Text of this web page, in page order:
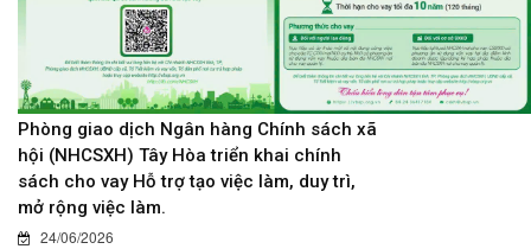
Phòng giao dịch Ngân hàng Chính sách xã
hội (NHCSXH) Tây Hòa triển khai chính
sách cho vay Hỗ trợ tạo việc làm, duy trì,
mở rộng việc làm.
24/06/2026